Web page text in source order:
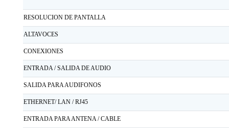
RESOLUCION DE PANTALLA
ALTAVOCES
CONEXIONES
ENTRADA / SALIDA DE AUDIO
SALIDA PARA AUDIFONOS
ETHERNET/ LAN / RJ45
ENTRADA PARA ANTENA / CABLE